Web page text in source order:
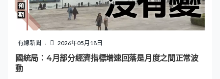
呎。按收入計，現時為本港第二大藥品及保健品零售商，
市佔率約4.2%。今年首八個月公司除稅前盈利近1.78億
元，按年增長近六成七。
有線新聞 2026年05月18日
國統局：4月部分經濟指標增速回落是月度之間正常波
動